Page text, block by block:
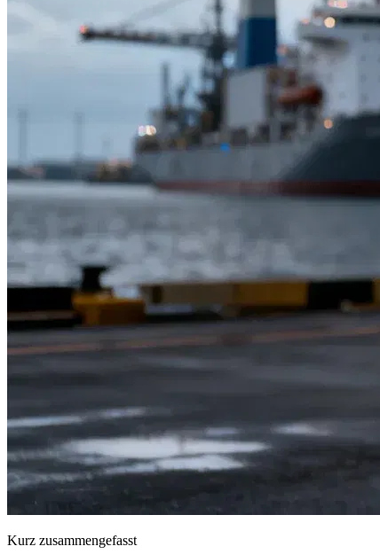
Kurz zusammengefasst